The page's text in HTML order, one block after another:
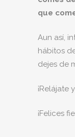
que
Aun así,
hábitos
dejes de
¡Relájate
¡Felices